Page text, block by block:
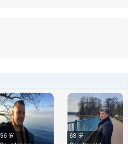
56 岁
68 岁